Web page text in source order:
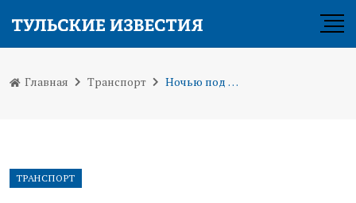
Главная Транспорт Ночью под Орловским путепроводом в Туле ограничат движение транспорта
ТРАНСПОРТ